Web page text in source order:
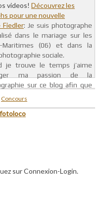
videos! Découvrez les
pour une nouvelle
Fiedler: Je suis photographe
dans le mariage sur les
Maritimes (06) et dans la
sociale.
je trouve le temps j’aime
ma passion de la
sur ce blog afin que
Concours
sur Connexion-Login.